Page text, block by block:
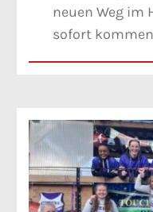
neuen Weg im
sofort kommen